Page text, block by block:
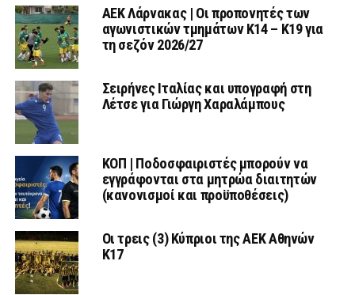
AEK Λάρνακας | Οι προπονητές των
αγωνιστικών τμημάτων Κ14 – Κ19 για
τη σεζόν 2026/27
Σειρήνες Ιταλίας και υπογραφή στη
Λέτσε για Γιώργη Χαραλάμπους
ΚΟΠ | Ποδοσφαιριστές μπορούν να
εγγράφονται στα μητρώα διαιτητών
(κανονισμοί και προϋποθέσεις)
Οι τρεις (3) Κύπριοι της ΑΕΚ Αθηνών
Κ17